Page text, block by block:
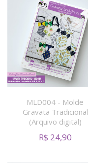
MLD004 - Molde
Gravata Tradicional
(Arquivo digital)
R$ 24,90